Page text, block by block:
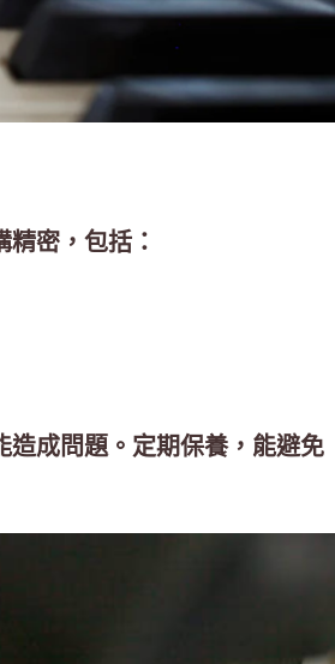
密，包括：
造成問題。定期保養，能避免